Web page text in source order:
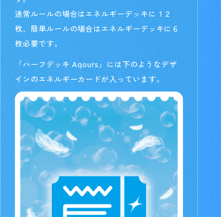
通常ルールの場合はエネルギーデッキに１２
枚、簡単ルールの場合はエネルギーデッキに６
枚必要です。
「ハーフデッキ Aqours」には下のようなデザ
インのエネルギーカードが入っています。